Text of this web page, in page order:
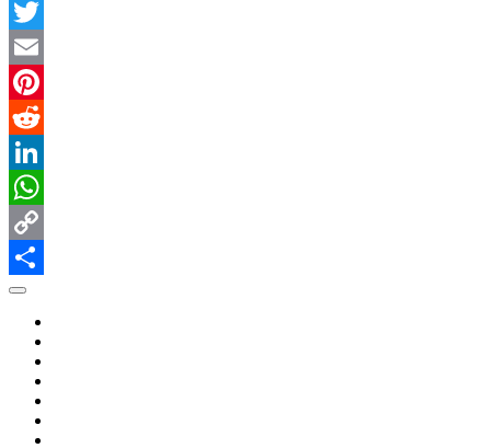
Facebook
Twitter
Email
Pinterest
Reddit
LinkedIn
WhatsApp
Copy
Link
共